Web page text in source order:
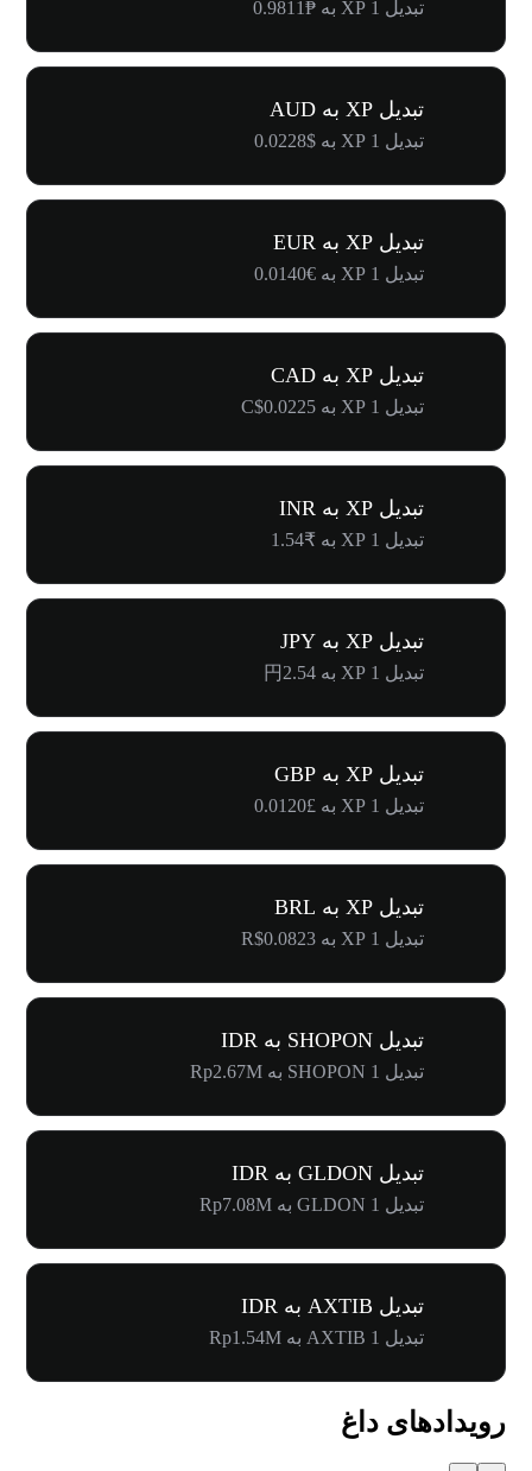
تبدیل 1 XP به ₱0.9811
تبدیل XP به AUD
تبدیل 1 XP به $0.0228
تبدیل XP به EUR
تبدیل 1 XP به €0.0140
تبدیل XP به CAD
تبدیل 1 XP به C$0.0225
تبدیل XP به INR
تبدیل 1 XP به ₹1.54
تبدیل XP به JPY
تبدیل 1 XP به 円2.54
تبدیل XP به GBP
تبدیل 1 XP به £0.0120
تبدیل XP به BRL
تبدیل 1 XP به R$0.0823
تبدیل SHOPON به IDR
تبدیل 1 SHOPON به Rp2.67M
تبدیل GLDON به IDR
تبدیل 1 GLDON به Rp7.08M
تبدیل AXTIB به IDR
تبدیل 1 AXTIB به Rp1.54M
رویدادهای داغ